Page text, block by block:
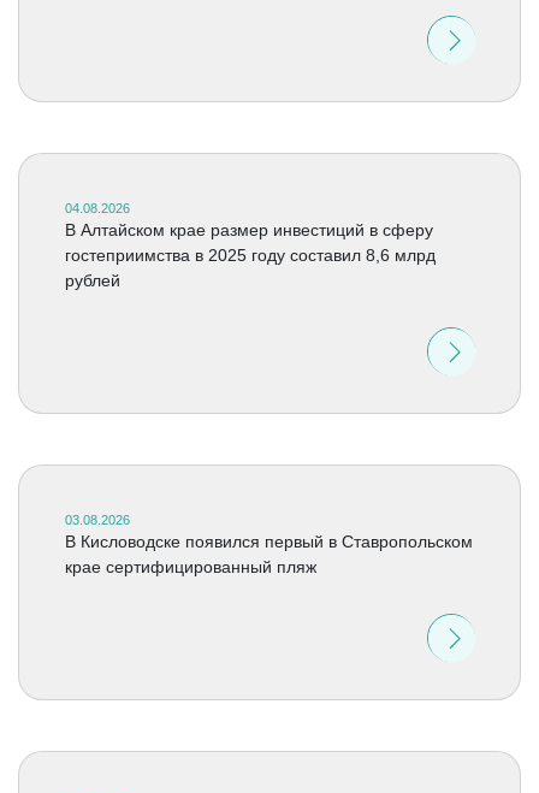
04.08.2026
В Алтайском крае размер инвестиций в сферу
гостеприимства в 2025 году составил 8,6 млрд
рублей
03.08.2026
В Кисловодске появился первый в Ставропольском
крае сертифицированный пляж